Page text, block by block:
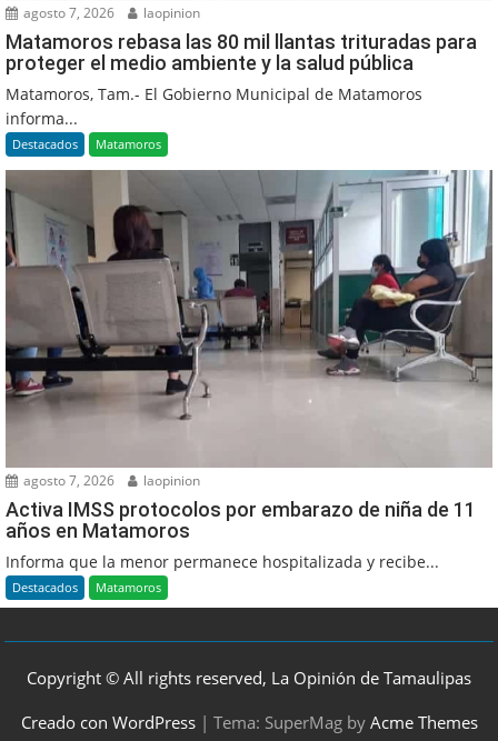
agosto 7, 2026 laopinion
Matamoros rebasa las 80 mil llantas trituradas para
proteger el medio ambiente y la salud pública
Matamoros, Tam.- El Gobierno Municipal de Matamoros
informa...
Destacados Matamoros
agosto 7, 2026 laopinion
Activa IMSS protocolos por embarazo de niña de 11
años en Matamoros
Informa que la menor permanece hospitalizada y recibe...
Destacados Matamoros
Copyright © All rights reserved, La Opinión de Tamaulipas
Creado con WordPress | Tema: SuperMag by Acme Themes